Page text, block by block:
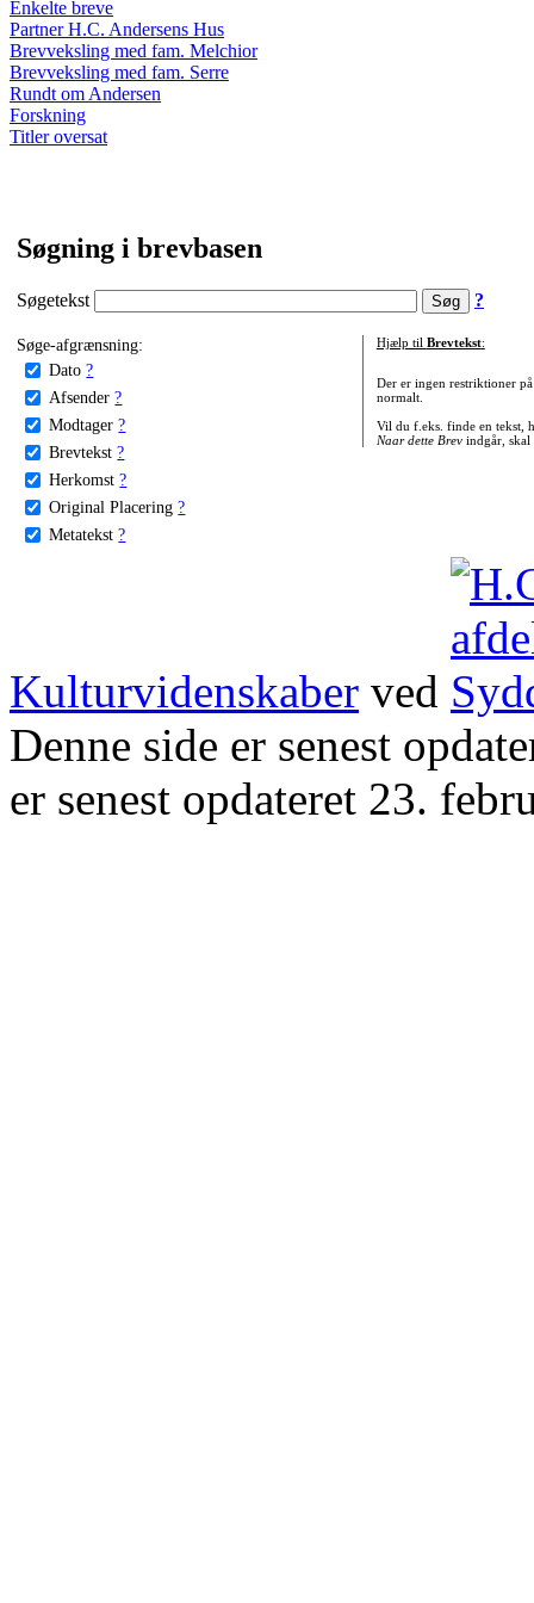
Enkelte breve
Partner H.C. Andersens Hus
Brevveksling med fam. Melchior
Brevveksling med fam. Serre
Rundt om Andersen
Forskning
Titler oversat
Søgning i brevbasen
Søgetekst ?
Søge-afgrænsning:
Dato ?
Afsender ?
Modtager ?
Brevtekst ?
Herkomst ?
Original Placering ?
Metatekst ?
Hjælp til Brevtekst:
Der er ingen restriktioner
normalt.
Vil du f.eks. finde en tekst,
Naar dette Brevindgår, skal
Kulturvidenskaber ved
Denne side er senest
er senest opdateret 23.